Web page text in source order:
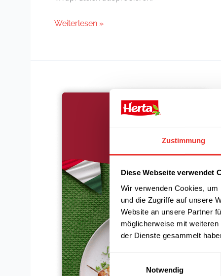
Zustimmung
Diese Webseite verwendet
Wir verwenden Cookies,
und die Zugriffe auf unsere
Website an unsere Partner
möglicherweise mit
der Dienste gesammelt
Einwilligungsauswahl
Notwendig
Weiterlesen »
Schaschlik